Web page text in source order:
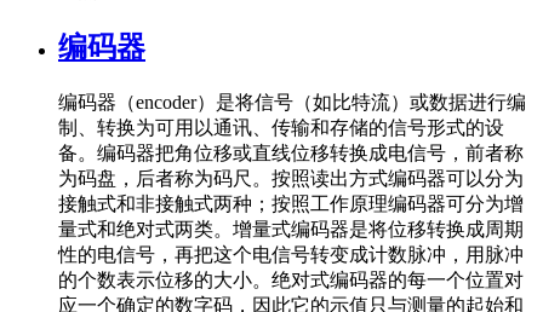
编码器
编码器（encoder）是将信号（如比特流）或数据进行编
制、转换为可用以通讯、传输和存储的信号形式的设
备。编码器把角位移或直线位移转换成电信号，前者称
为码盘，后者称为码尺。按照读出方式编码器可以分为
接触式和非接触式两种；按照工作原理编码器可分为增
量式和绝对式两类。增量式编码器是将位移转换成周期
性的电信号，再把这个电信号转变成计数脉冲，用脉冲
的个数表示位移的大小。绝对式编码器的每一个位置对
应一个确定的数字码，因此它的示值只与测量的起始和